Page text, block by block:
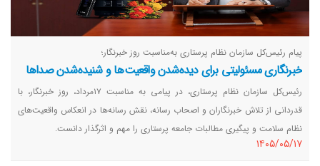
پیام رئیس‌کل سازمان نظام پرستاری به‌مناسبت روز خبرنگار؛
خبرنگاری مسئولیتی برای دیده‌شدن واقعیت‌ها و شنیده‌شدن صداها
رئیس‌کل سازمان نظام پرستاری، در پیامی به مناسبت ۱۷مرداد، روز خبرنگار، با
قدردانی از تلاش خبرنگاران و اصحاب رسانه، نقش رسانه‌ها در انعکاس واقعیت‌های
نظام سلامت و پیگیری مطالبات جامعه پرستاری را مهم و اثرگذار دانست.
١٤٠٥/٠٥/١٧